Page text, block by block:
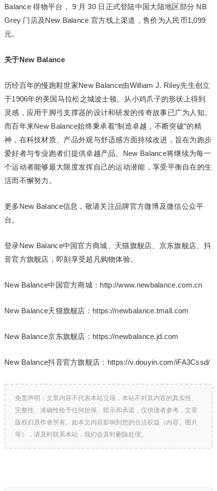
Balance 得物平台， 9 月 30 日正式登陆中国大陆地区部分 NB
Grey 门店及New Balance 官方线上渠道，售价为人民币1,099
元。
关于New Balance
历经百年的慢跑鞋世家New Balance由William J. Riley先生创立
于1906年的美国马拉松之城波士顿。从小鸡爪子的形状上得到
灵感，应用于脚弓支撑器的设计和研发的传奇故事已广为人知。
而百年来New Balance始终秉承着“制造卓越，不断突破”的精
神，在科技材质、产品外观与舒适感方面持续改进，旨在为跑步
爱好者与专业跑者们提供卓越产品。New Balance将继续为每一
个运动者能够最大限度发挥自己的运动潜能，享受平衡自在的生
活而不懈努力。
更多New Balance信息，敬请关注品牌官方微博及微信公众平
台。
登录New Balance中国官方商城、天猫旗舰店、京东旗舰店、抖
音官方旗舰店，即刻享受超凡购物体验。
New Balance中国官方商城：http://www.newbalance.com.cn
New Balance天猫旗舰店：https://newbalance.tmall.com
New Balance京东旗舰店：https://newbalance.jd.com
New Balance抖音官方旗舰店：https://v.douyin.com/iFA3Cssd/
免责声明：文章内容不代表本站立场，本站不对其内容的真实性、
完整性、准确性给予任何担保、暗示和承诺，仅供读者参考，文章
版权归原作者所有。如本文内容影响到您的合法权益（内容、图片
等），请及时联系本站，我们会及时删除处理。